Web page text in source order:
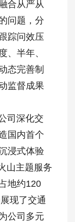
合从严从
问题，分
踪问效压
、半年、
态完善制
监督成果
司深化交
国内首个
浸式体验
山主题服务
地约120
现了交通
公司多元